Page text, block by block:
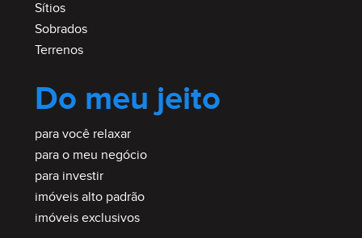
Sítios
Sobrados
Terrenos
Do meu jeito
para você relaxar
para o meu negócio
para investir
imóveis alto padrão
imóveis exclusivos